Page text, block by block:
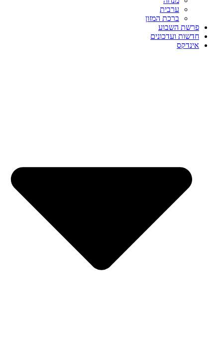
ערבית
ברכת המזון
פרשת השבוע
חדשות ועדכונים
אינדקס